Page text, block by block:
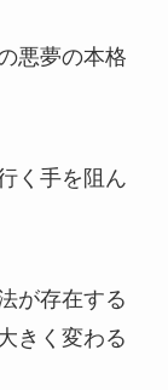
悪夢の本格
く手を阻ん
が存在する
きく変わる